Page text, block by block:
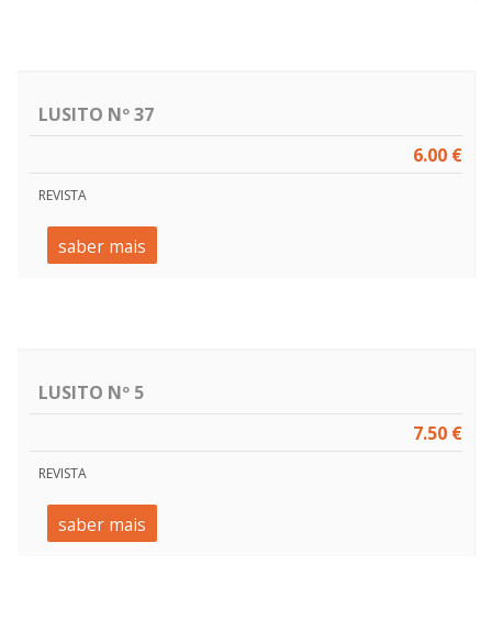
LUSITO Nº 37
6.00 €
REVISTA
saber mais
LUSITO Nº 5
7.50 €
REVISTA
saber mais